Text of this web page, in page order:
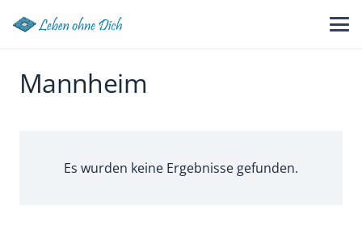
Mannheim
Es wurden keine Ergebnisse gefunden.